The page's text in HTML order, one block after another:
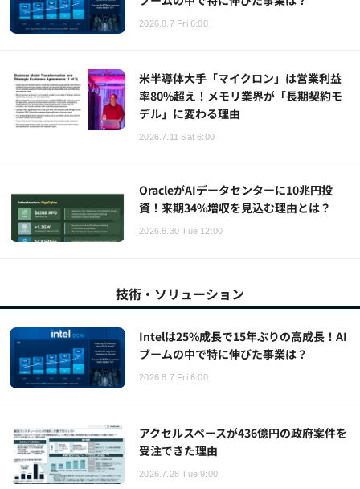
2026.8.7 Fri 6:00
米半導体大手「マイクロン」は営業利益
率80%超え！メモリ業界が「長期契約モ
デル」に変わる理由
2026.7.11 Sat 6:00
OracleがAIデータセンターに10兆円投
資！来期34%増収を見込む理由とは？
2026.6.30 Tue 12:00
技術・ソリューション
Intelは25%成長で15年ぶりの高成長！AI
ブームの中で特に伸びた事業は？
2026.8.7 Fri 6:00
アクセルスペースが436億円の政府案件を
受注できた理由
2026.7.28 Tue 9:00